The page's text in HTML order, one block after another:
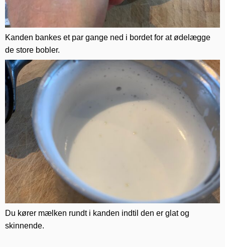
Kanden bankes et par gange ned i bordet for at ødelægge
de store bobler.
Du kører mælken rundt i kanden indtil den er glat og
skinnende.